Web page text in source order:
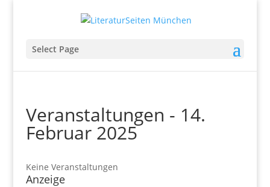
Select Page
Veranstaltungen - 14.
Februar 2025
Keine Veranstaltungen
Anzeige